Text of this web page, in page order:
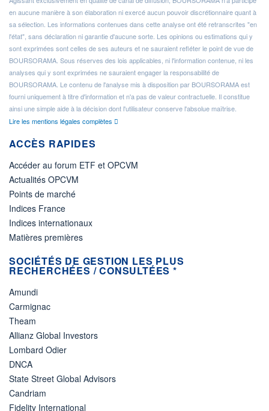
en aucune manière à son élaboration ni exercé aucun pouvoir discrétionnaire quant à
sa sélection. Les informations contenues dans cette analyse ont été retranscrites "en
l'état", sans déclaration ni garantie d'aucune sorte. Les opinions ou estimations qui y
sont exprimées sont celles de ses auteurs et ne sauraient refléter le point de vue de
BOURSORAMA. Sous réserves des lois applicables, ni l'information contenue, ni les
analyses qui y sont exprimées ne sauraient engager la responsabilité de
BOURSORAMA. Le contenu de l'analyse mis à disposition par BOURSORAMA est
fourni uniquement à titre d'information et n'a pas de valeur contractuelle. Il constitue
ainsi une simple aide à la décision dont l'utilisateur conserve l'absolue maîtrise.
Lire les mentions légales complètes
ACCÈS RAPIDES
Accéder au forum ETF et OPCVM
Actualités OPCVM
Points de marché
Indices France
Indices internationaux
Matières premières
SOCIÉTÉS DE GESTION LES PLUS
RECHERCHÉES / CONSULTÉES *
Amundi
Carmignac
Theam
Allianz Global Investors
Lombard Odier
DNCA
State Street Global Advisors
Candriam
Fidelity International